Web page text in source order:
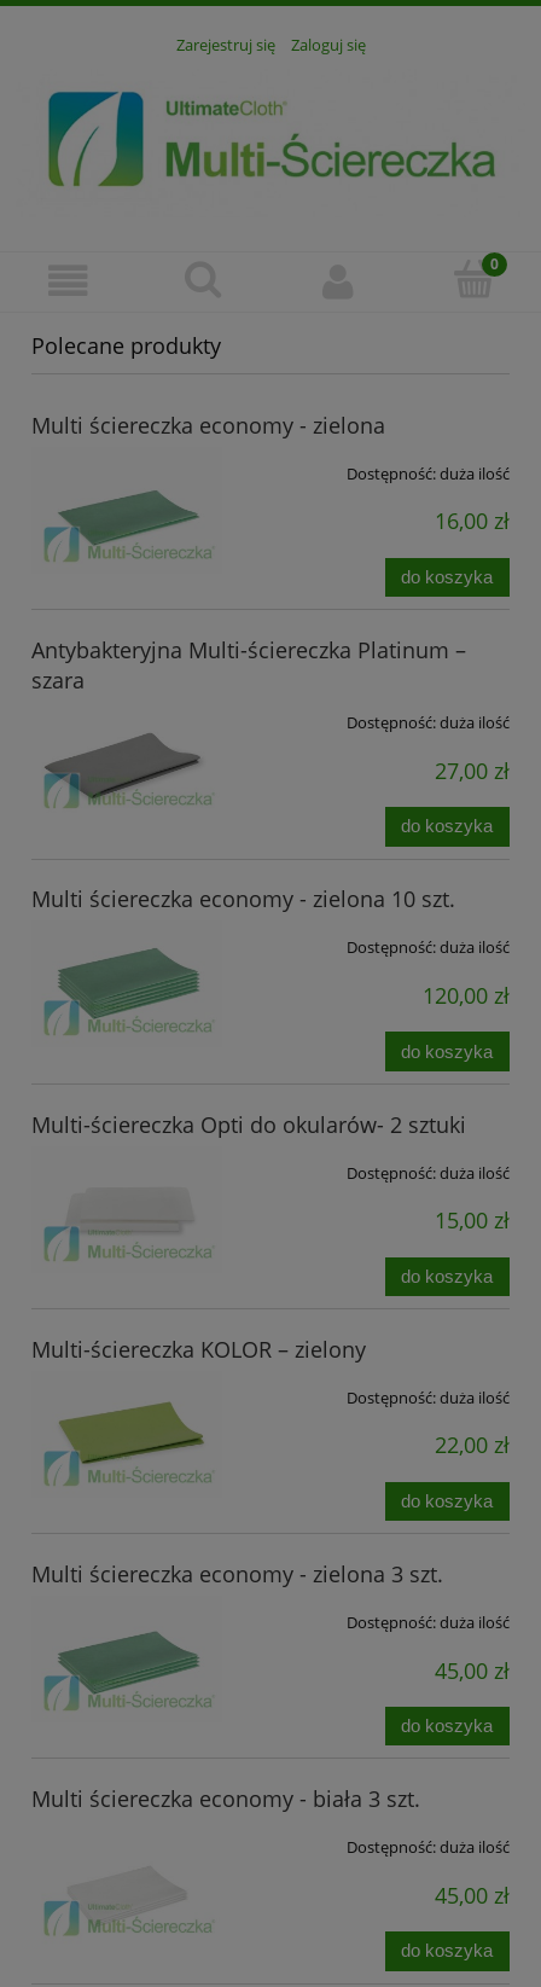
Zarejestruj się Zaloguj się
Polecane produkty
Multi ściereczka economy - zielona
Dostępność:duża ilość
16,00 zł
do koszyka
Antybakteryjna Multi-ściereczka Platinum –
szara
Dostępność:duża ilość
27,00 zł
do koszyka
Multi ściereczka economy - zielona 10 szt.
Dostępność:duża ilość
120,00 zł
do koszyka
Multi-ściereczka Opti do okularów- 2 sztuki
Dostępność:duża ilość
15,00 zł
do koszyka
Multi-ściereczka KOLOR – zielony
Dostępność:duża ilość
22,00 zł
do koszyka
Multi ściereczka economy - zielona 3 szt.
Dostępność:duża ilość
45,00 zł
do koszyka
Multi ściereczka economy - biała 3 szt.
Dostępność:duża ilość
45,00 zł
do koszyka